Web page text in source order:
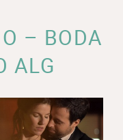
– BODA
ALG